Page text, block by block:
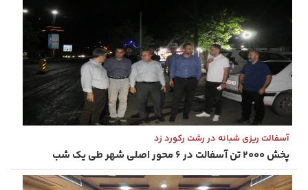
آسفالت‌ ریزی شبانه در رشت رکورد زد
پخش ۲۰۰۰ تن آسفالت در ۶ محور اصلی شهر طی یک شب